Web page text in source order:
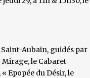
Aubain, guidés par
le Cabaret
Epopée du Désir, le